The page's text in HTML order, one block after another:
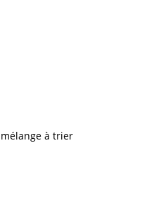
à trier